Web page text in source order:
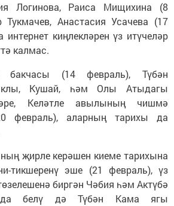
Логинова, Раиса Мищихина (8
Тукмачев, Анастасия Усачева (17
киңлекләрен үз итүчеләр
калмас.
бакчасы (14 февраль), Түбән
Кушай, һәм Олы Атыдагы
Келәтле авылының чишмә
февраль), аларның тарихы да
җирле керәшен киеме тарихына
тикшеренү эше (21 февраль), үз
биргән Чәбия һәм Актүбә
белү дә Түбән Кама ягы